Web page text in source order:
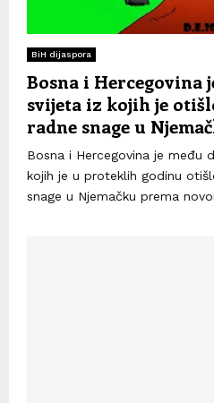
BiH dijaspora
Bosna i Hercegovina
svijeta iz kojih je
radne snage u
Bosna i Hercegovina je među
kojih je u proteklih godinu
snage u Njemačku prema